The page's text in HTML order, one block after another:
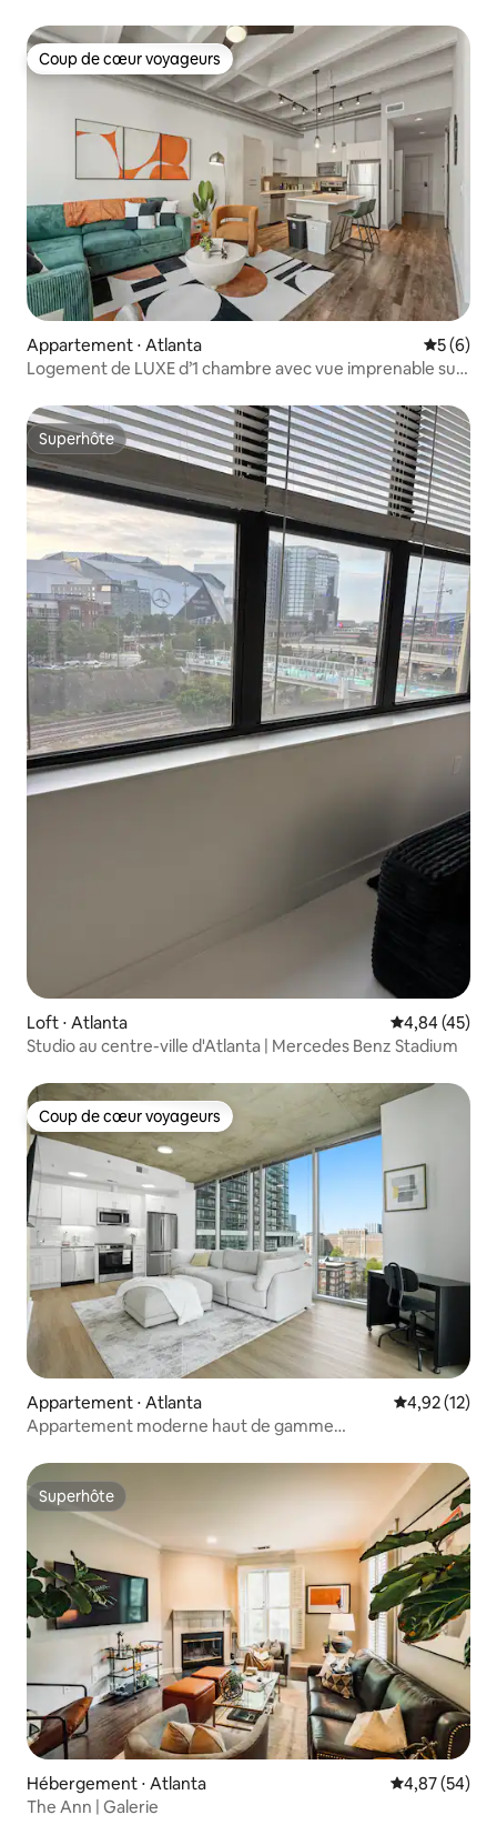
Coup de cœur voyageurs
Coup de cœur voyageurs
Appartement ⋅ Atlanta
5 (6)
Logement de LUXE d’1 chambre avec vue imprenable sur
Superhôte
Superhôte
Loft ⋅ Atlanta Évaluation
4,84 (45)
Studio au centre-ville d'Atlanta | Mercedes Benz Stadium
Coup de cœur voyageurs
Coup de cœur voyageurs
Appartement ⋅ Atlanta Évaluation
4,92 (12)
Appartement moderne haut de gamme
Superhôte
Superhôte
Hébergement ⋅ Atlanta Évaluation
4,87 (54)
The Ann | Galerie